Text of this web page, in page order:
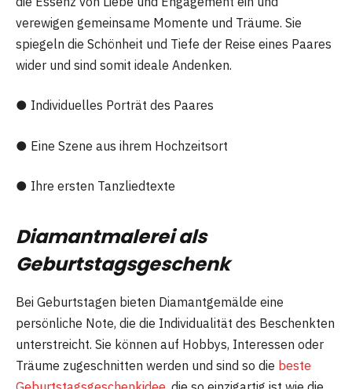
verewigen gemeinsame Momente und Träume. Sie
spiegeln die Schönheit und Tiefe der Reise eines Paares
wider und sind somit ideale Andenken.
● Individuelles Porträt des Paares
● Eine Szene aus ihrem Hochzeitsort
● Ihre ersten Tanzliedtexte
Diamantmalerei als
Geburtstagsgeschenk
Bei Geburtstagen bieten Diamantgemälde eine
persönliche Note, die die Individualität des Beschenkten
unterstreicht. Sie können auf Hobbys, Interessen oder
Träume zugeschnitten werden und sind so die beste